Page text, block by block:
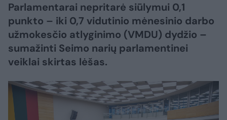
Parlamentarai nepritarė siūlymui 0,1
punkto – iki 0,7 vidutinio mėnesinio darbo
užmokesčio atlyginimo (VMDU) dydžio –
sumažinti Seimo narių parlamentinei
veiklai skirtas lėšas.